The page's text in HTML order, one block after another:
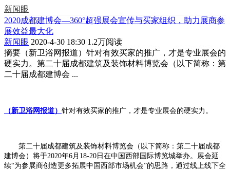
新闻眼
2020成都建博会—360°超强展会宣传与买家组织，助力展商参
展效益最大化
新闻眼 2020-4-30 18:30 1.2万阅读
摘要 （新卫浴网报道）针对有效买家的推广，才是专业展会的
硬实力。第二十届成都建筑及装饰材料博览会（以下简称：第
二十届成都建博会 ...
（新卫浴网报道） 针对有效买家的推广，才是专业展会的硬实力。
第二十届成都建筑及装饰材料博览会（以下简称：第二十届成都
建博会）将于2020年6月18-20日在中国西部国际博览城举办。展会延
续“为参展商创造更多拓展中国西部市场机会”的思路，通过线上线下全